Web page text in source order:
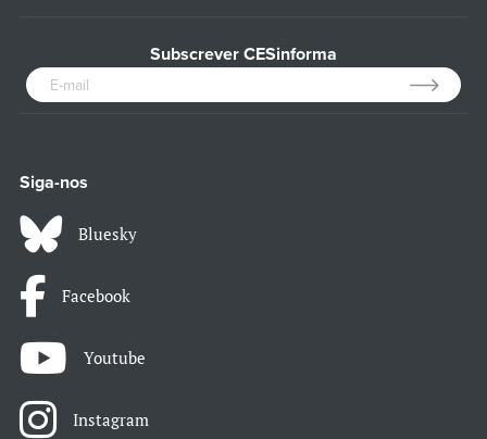
Subscrever CESinforma
Siga-nos
Bluesky
Facebook
Youtube
Instagram